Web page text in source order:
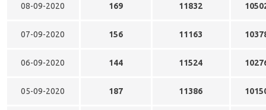
08-09-2020 169 11832
07-09-2020 156 11163
06-09-2020 144 11524
05-09-2020 187 11386